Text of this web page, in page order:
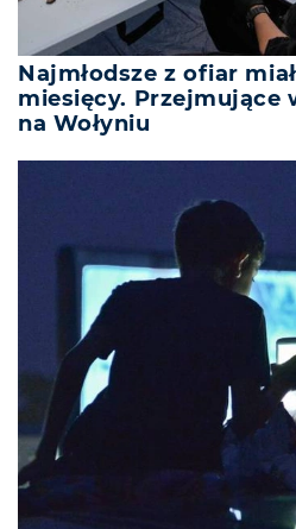
Najmłodsze z ofiar
miesięcy. Przejmujące
na Wołyniu